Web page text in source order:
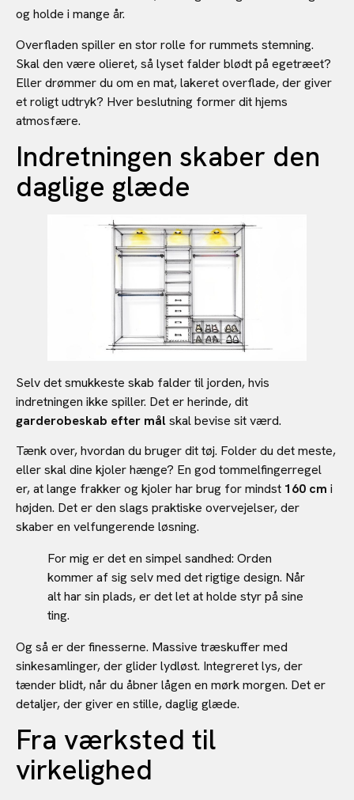
og holde i mange år.
Overfladen spiller en stor rolle for rummets stemning.
Skal den være olieret, så lyset falder blødt på egetræet?
Eller drømmer du om en mat, lakeret overflade, der giver
et roligt udtryk? Hver beslutning former dit hjems
atmosfære.
Indretningen skaber den
daglige glæde
Selv det smukkeste skab falder til jorden, hvis
indretningen ikke spiller. Det er herinde, dit
garderobeskab efter målskal bevise sit værd.
Tænk over, hvordan du bruger dit tøj. Folder du det meste,
eller skal dine kjoler hænge? En god tommelfingerregel
er, at lange frakker og kjoler har brug for mindst 160 cm i
højden. Det er den slags praktiske overvejelser, der
skaber en velfungerende løsning.
For mig er det en simpel sandhed: Orden
kommer af sig selv med det rigtige design. Når
alt har sin plads, er det let at holde styr på sine
ting.
Og så er der finesserne. Massive træskuffer med
sinkesamlinger, der glider lydløst. Integreret lys, der
tænder blidt, når du åbner lågen en mørk morgen. Det er
detaljer, der giver en stille, daglig glæde.
Fra værksted til
virkelighed